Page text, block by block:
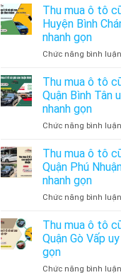
Thu mua ô tô
Huyện Bình
nhanh gọn
Chức năng bình
Thu mua ô tô
Quận Bình Tân
nhanh gọn
Chức năng bình
Thu mua ô tô
Quận Phú
nhanh gọn
Chức năng bình
Thu mua ô tô
Quận Gò Vấp
gọn
Chức năng bình